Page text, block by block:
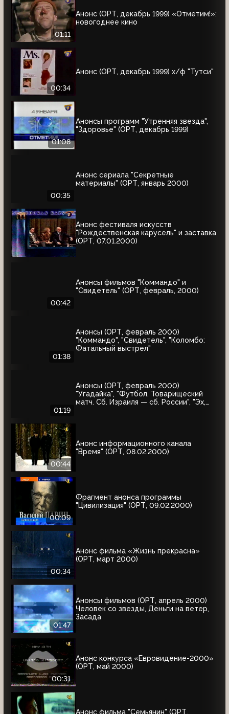
01:11
Анонс (ОРТ, декабрь 1999) «Отметим!»:
новогоднее кино
00:34
Анонс (ОРТ, декабрь 1999) х/ф "Тутси"
01:08
Анонсы программ "Утренняя звезда",
"Здоровье" (ОРТ, декабрь 1999)
00:35
Анонс сериала "Секретные
материалы" (ОРТ, январь 2000)
Анонс фестиваля искусств
"Рождественская карусель" и заставка
(ОРТ, 07.01.2000)
00:42
Анонсы фильмов "Коммандо" и
"Свидетель" (ОРТ, февраль, 2000)
01:38
Анонсы (ОРТ, февраль 2000)
"Коммандо", "Свидетель", "Коломбо:
Фатальный выстрел"
01:19
Анонсы (ОРТ, февраль 2000)
"Угадайка", "Футбол. Товарищеский
матч. Сб. Израиля — сб. России", "Эх,
00:44
Анонс информационного канала
"Время" (ОРТ, 08.02.2000)
00:09
Фрагмент анонса программы
"Цивилизация" (ОРТ, 09.02.2000)
00:34
Анонс фильма «Жизнь прекрасна»
(ОРТ, март 2000)
01:47
Анонсы фильмов (ОРТ, апрель 2000)
Человек со звезды, Деньги на ветер,
Засада
00:31
Анонс конкурса «Евровидение-2000»
(ОРТ, май 2000)
Анонс фильма "Семьянин" (ОРТ,